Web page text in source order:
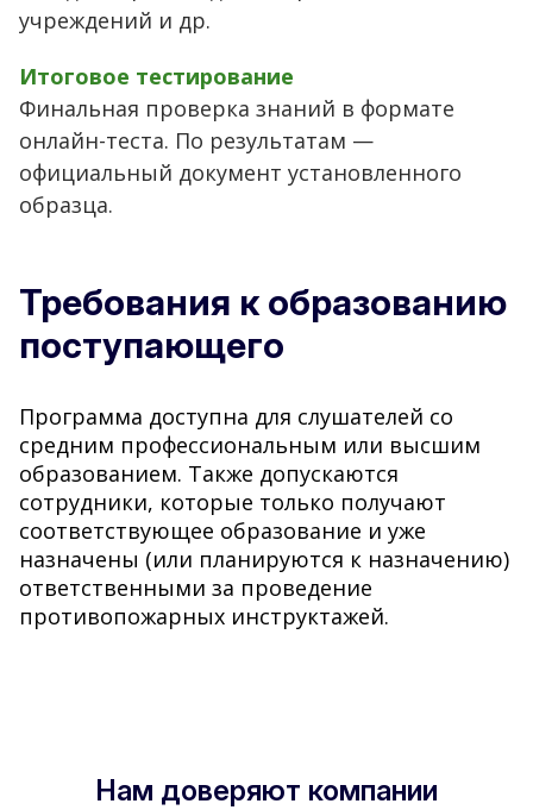
учреждений и др.
Итоговое тестирование
Финальная проверка знаний в формате
онлайн-теста. По результатам —
официальный документ установленного
образца.
Требования к образованию
поступающего
Программа доступна для слушателей со
средним профессиональным или высшим
образованием. Также допускаются
сотрудники, которые только получают
соответствующее образование и уже
назначены (или планируются к назначению)
ответственными за проведение
противопожарных инструктажей.
Нам доверяют компании